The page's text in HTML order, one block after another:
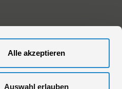
Alle akzeptieren
Auswahl erlauben